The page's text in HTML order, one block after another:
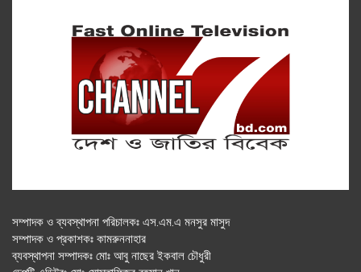
সম্পাদক ও ব্যবস্থাপনা পরিচালকঃ এস.এম.এ মনসুর মাসুদ
সম্পাদক ও প্রকাশকঃ কামরুননাহার
ব্যবস্থাপনা সম্পাদকঃ মোঃ আবু নাছের ইকবাল চৌধুরী